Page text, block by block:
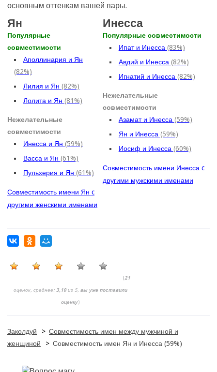
основным оттенкам вашей пары.
Ян
Популярные
совместимости
Аполлинария и Ян
(82%)
Лилия и Ян (82%)
Лолита и Ян (81%)
Нежелательные
совместимости
Инесса и Ян (59%)
Васса и Ян (61%)
Пульхерия и Ян (61%)
Совместимость имени Ян c
другими женскими именами
Инесса
Популярные совместимости
Ипат и Инесса (83%)
Авдий и Инесса (82%)
Игнатий и Инесса (82%)
Нежелательные
совместимости
Азамат и Инесса (59%)
Ян и Инесса (59%)
Иосиф и Инесса (60%)
Совместимость имени Инесса c
другими мужскими именами
(21
оценок, среднее: 3,10из 5, вы уже поставили
оценку)
Заколдуй > Совместимость имен между мужчиной и
женщиной
> Совместимость имен Ян и Инесса (59%)